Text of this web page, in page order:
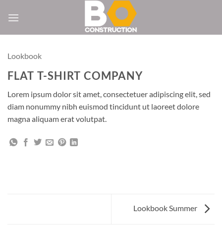
Lookbook
FLAT T-SHIRT COMPANY
Lorem ipsum dolor sit amet, consectetuer adipiscing elit, sed
diam nonummy nibh euismod tincidunt ut laoreet dolore
magna aliquam erat volutpat.
Lookbook Summer